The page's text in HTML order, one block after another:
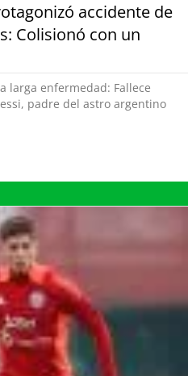
accidente de
Colisionó con un
larga enfermedad: Fallece
padre del astro argentino